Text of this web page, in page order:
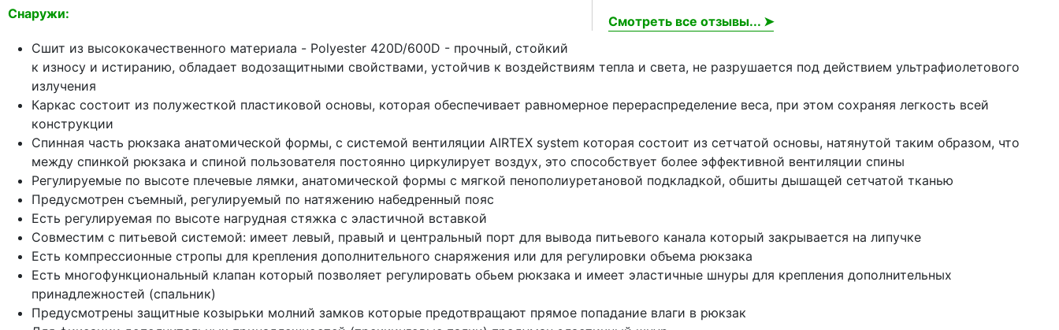
Смотреть все отзывы... ➤
Снаружи:
Сшит из высококачественного материала - Polyester 420D/600D - прочный, стойкий
к износу и истиранию, обладает водозащитными свойствами, устойчив к воздействиям тепла и света, не разрушается под действием ультрафиолетового
излучения
Каркас состоит из полужесткой пластиковой основы, которая обеспечивает равномерное перераспределение веса, при этом сохраняя легкость всей
конструкции
Спинная часть рюкзака анатомической формы, с системой вентиляции AIRTEX system которая состоит из сетчатой основы, натянутой таким образом, что
между спинкой рюкзака и спиной пользователя постоянно циркулирует воздух, это способствует более эффективной вентиляции спины
Регулируемые по высоте плечевые лямки, анатомической формы с мягкой пенополиуретановой подкладкой, обшиты дышащей сетчатой тканью
Предусмотрен съемный, регулируемый по натяжению набедренный пояс
Есть регулируемая по высоте нагрудная стяжка с эластичной вставкой
Совместим с питьевой системой: имеет левый, правый и центральный порт для вывода питьевого канала который закрывается на липучке
Есть компрессионные стропы для крепления дополнительного снаряжения или для регулировки объема рюкзака
Есть многофункциональный клапан который позволяет регулировать обьем рюкзака и имеет эластичные шнуры для крепления дополнительных
принадлежностей (спальник)
Предусмотрены защитные козырьки молний замков которые предотвращают прямое попадание влаги в рюкзак